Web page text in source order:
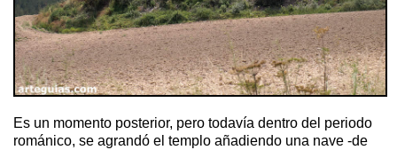
Es un momento posterior, pero todavía dentro del periodo
románico, se agrandó el templo añadiendo una nave -de